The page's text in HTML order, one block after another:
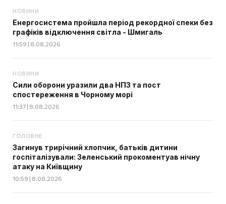
НОВИНИ
Енергосистема пройшла період рекордної спеки без
графіків відключення світла - Шмигаль
11:59 | 8.08.2026
НОВИНИ
Сили оборони уразили два НПЗ та пост
спостереження в Чорному морі
11:37 | 8.08.2026
ГОЛОВНЕ
Загинув трирічний хлопчик, батьків дитини
госпіталізували: Зеленський прокоментуав нічну
атаку на Київщину
10:59 | 8.08.2026